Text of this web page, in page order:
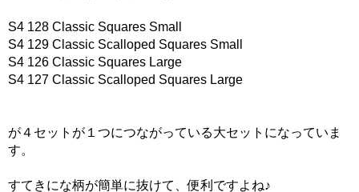
S4 128 Classic Squares Small
S4 129 Classic Scalloped Squares Small
S4 126 Classic Squares Large
S4 127 Classic Scalloped Squares Large
が４セットが１つにつながっている大セットになっていま
す。
すてきにな柄が簡単に抜けて、便利ですよね♪